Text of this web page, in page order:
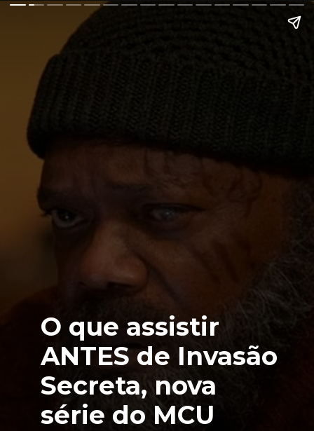
O que assistir
ANTES de Invasão
Secreta, nova
série do MCU